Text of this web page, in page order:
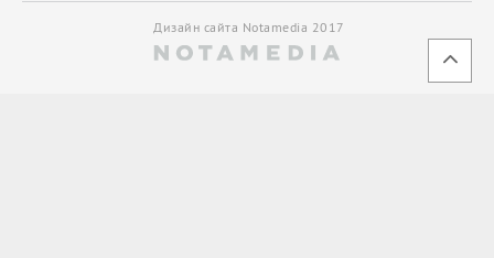
Дизайн сайта Notamedia 2017